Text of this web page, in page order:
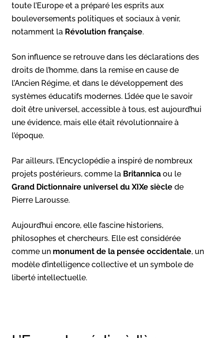
toute l’Europe et a préparé les esprits aux
bouleversements politiques et sociaux à venir,
notamment la Révolution française.
Son influence se retrouve dans les déclarations des
droits de l’homme, dans la remise en cause de
l’Ancien Régime, et dans le développement des
systèmes éducatifs modernes. L’idée que le savoir
doit être universel, accessible à tous, est aujourd’hui
une évidence, mais elle était révolutionnaire à
l’époque.
Par ailleurs, l’Encyclopédie a inspiré de nombreux
projets postérieurs, comme la Britannica ou le
Grand Dictionnaire universel du XIXe siècle de
Pierre Larousse.
Aujourd’hui encore, elle fascine historiens,
philosophes et chercheurs. Elle est considérée
comme un monument de la pensée occidentale, un
modèle d’intelligence collective et un symbole de
liberté intellectuelle.